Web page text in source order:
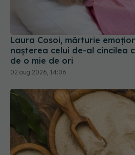
Laura Cosoi, mărturie
nașterea celui de-al cincilea
de o mie de ori
02 aug 2026, 14:06